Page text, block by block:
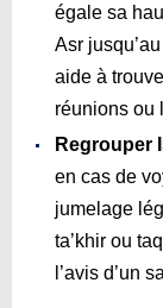
égale sa
Asr
aide à
réunions ou
Regrouper
en cas de
jumelage
ta’khir ou
l’avis d’un